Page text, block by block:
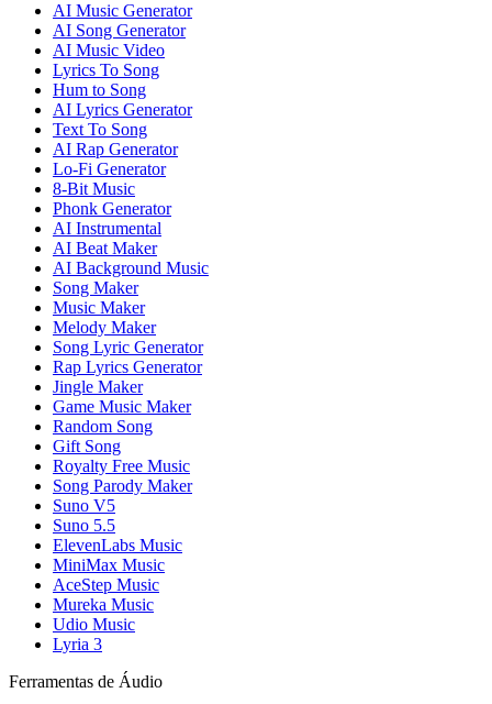
AI Music Generator
AI Song Generator
AI Music Video
Lyrics To Song
Hum to Song
AI Lyrics Generator
Text To Song
AI Rap Generator
Lo-Fi Generator
8-Bit Music
Phonk Generator
AI Instrumental
AI Beat Maker
AI Background Music
Song Maker
Music Maker
Melody Maker
Song Lyric Generator
Rap Lyrics Generator
Jingle Maker
Game Music Maker
Random Song
Gift Song
Royalty Free Music
Song Parody Maker
Suno V5
Suno 5.5
ElevenLabs Music
MiniMax Music
AceStep Music
Mureka Music
Udio Music
Lyria 3
Ferramentas de Áudio